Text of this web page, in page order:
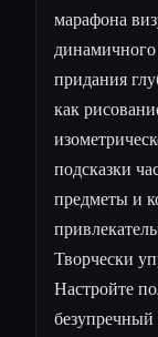
марафона
придания
как
подсказки
предметы и
Творчески
Настройте